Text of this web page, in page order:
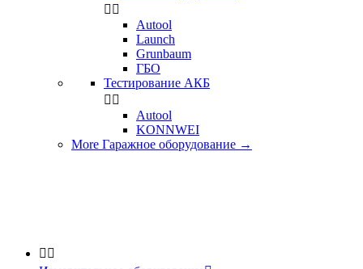
 
Autool
Launch
Grunbaum
ГБО
Тестирование АКБ
 
Autool
KONNWEI
More Гаражное оборудование →
 